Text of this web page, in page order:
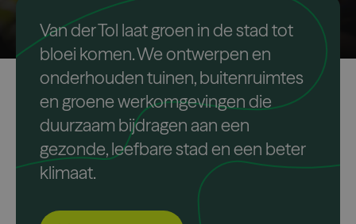
Van der Tol laat groen in de stad tot
bloei komen. We ontwerpen en
onderhouden tuinen, buitenruimtes
en groene werkomgevingen die
duurzaam bijdragen aan een
gezonde, leefbare stad en een beter
klimaat.